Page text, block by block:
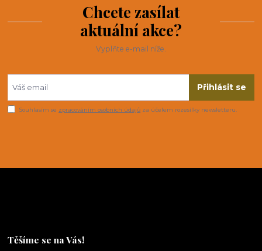
Chcete zasílat
aktuální akce?
Vyplňte e-mail níže.
Přihlásit se
Souhlasím se zpracováním osobních údajů za účelem rozesílky newsletteru.
Těšíme se na Vás!